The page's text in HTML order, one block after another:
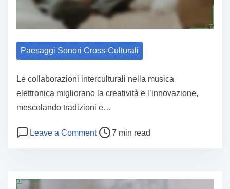
Paesaggi Sonori Cross-Culturali
Le collaborazioni interculturali nella musica
elettronica migliorano la creatività e l’innovazione,
mescolando tradizioni e…
Leave a Commenton Musica Elettronica:
Post read time 7 min read